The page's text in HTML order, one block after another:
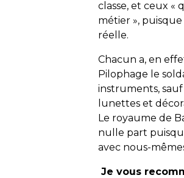
classe, et ceux «
métier »,
réelle.
Chacun a, en
Pilophage le
instruments,
lunettes et
Le royaume de
nulle part
avec nous-
Je vous